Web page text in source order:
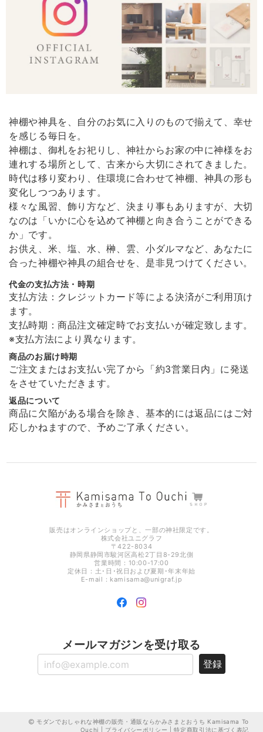
我が家の神棚にいます。見守っていてくれそうな神様です。買ってよか
【 限定 福袋 】純金 & 純銀 塗り！縁起物 金銀ダルマペア［ 専用ステージ付 ］
どうしても欲しくて買いました。とても高級感があっていいです。買っ
てよかったです。
かみさまの雲 《 幸運･厄除けの白 》
2026/01/11
溶けない盛り塩［ スタンダード ］ 2個セット 【 S 】
2026/01/11
非常に丁寧な包装で届きました。 また商品の溶けない盛り塩は間違った
使い方をしない限り永久的に使えるので安心です。 ありがとうございま
した！
願い小だるま 【 伊勢神宮のヒノキ 】
2026/01/11
非常に丁寧な包装で届きました。 また商品もとても可愛らしくなにか安
心できます。 ありがとうございました！
神棚や神具を、自分のお気に入りのもので揃えて、幸せ
を感じる毎日を。
神棚は、御札をお祀りし、神社からお家の中に神様をお
連れする場所として、古来から大切にされてきました。
時代は移り変わり、住環境に合わせて神棚、神具の形も
変化しつつあります。
様々な風習、飾り方など、決まり事もありますが、大切
なのは「いかに心を込めて神棚と向き合うことができる
か」です。
お供え、米、塩、水、榊、雲、小ダルマなど、あなたに
合った神棚や神具の組合せを、是非見つけてください。
代金の支払方法・時期
支払方法：クレジットカード等による決済がご利用頂け
ます。
支払時期：商品注文確定時でお支払いが確定致します。
※支払方法により異なります。
商品のお届け時期
ご注文またはお支払い完了から「約3営業日内」に発送
をさせていただきます。
返品について
商品に欠陥がある場合を除き、基本的には返品にはご対
応しかねますので、予めご了承ください。
販売はオンラインショップと、一部の神社限定です。
株式会社ユニグラフ
〒422-8034
静岡県静岡市駿河区高松2丁目8-29北側
営業時間：10:00-17:00
定休日：土･日･祝日および夏期･年末年始
E-mail： kamisama@unigraf.jp
メールマガジンを受け取る
登録
モダンでおしゃれな神棚の販売・通販ならかみさまとおうち Kamisama To
Ouchi
プライバシーポリシー |特定商取引法に基づく表記